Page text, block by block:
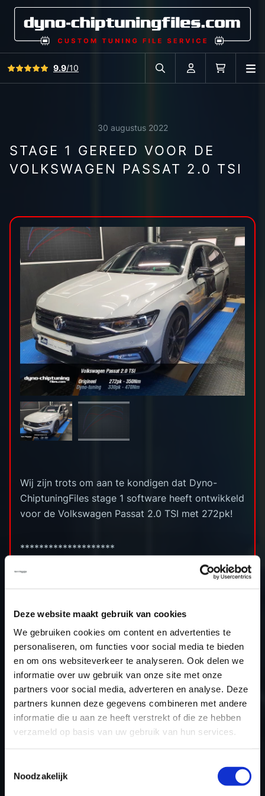
Deze website maakt gebruik van cookies
We gebruiken cookies om content en advertenties te
personaliseren, om functies voor social media te bieden
en om ons websiteverkeer te analyseren. Ook delen we
informatie over uw gebruik van onze site met onze
partners voor social media, adverteren en analyse. Deze
partners kunnen deze gegevens combineren met andere
informatie die u aan ze heeft verstrekt of die ze hebben
verzameld op basis van uw gebruik van hun services.
Noodzakelijk
Bekijk alle reviews
9.9/10
Zoek in autodatabase
Account
30 augustus 2022
STAGE 1 GEREED VOOR DE
VOLKSWAGEN PASSAT 2.0 TSI
Wij zijn trots om aan te kondigen dat Dyno-
ChiptuningFiles stage 1 software heeft ontwikkeld
voor de Volkswagen Passat 2.0 TSI met 272pk!
********************
Standaard vermogen: 272pk
Standaard koppel: 350nm
Stage 1 koppel: 470nm
TERUG NAAR HET OVERZICHT